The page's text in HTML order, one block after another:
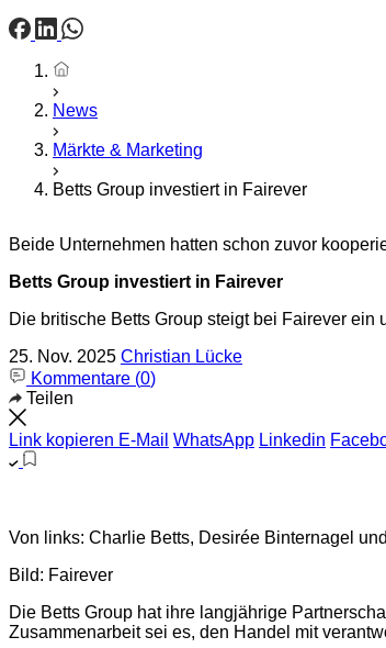
Startseite
News
Märkte & Marketing
Betts Group investiert in Fairever
Beide Unternehmen hatten schon zuvor
Betts Group investiert in Fairever
Die britische Betts Group steigt bei Fairever
25. Nov. 2025 Christian Lücke
Kommentare (0)
Teilen
Link kopieren E-Mail WhatsApp Linkedin
Von links: Charlie Betts, Desirée Binternagel
Bild: Fairever
Die Betts Group hat ihre langjährige
Zusammenarbeit sei es, den Handel mit